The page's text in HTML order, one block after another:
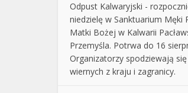
Odpust Kalwaryjski -
niedzielę w Sanktuarium Męki
Matki Bożej w Kalwarii
Przemyśla. Potrwa do 16
Organizatorzy spodziewają
wiernych z kraju i zagranicy.